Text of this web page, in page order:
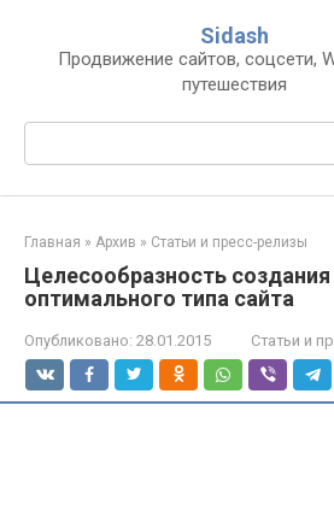
контенту
Sidash
Продвижение сайтов, соцсети,
путешествия
Главная » Архив » Статьи и пресс-релизы
Целесообразность
оптимального типа сайта
Опубликовано: 28.01.2015 Статьи и